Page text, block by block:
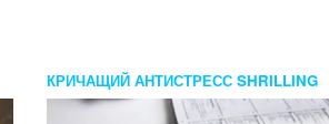
КРИЧАЩИЙ АНТИСТРЕСС SHRILLING
COW